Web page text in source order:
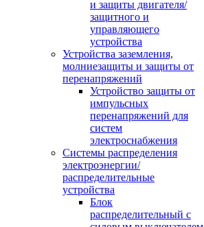
и защиты двигателя/
защитного и
управляющего
устройства
Устройства заземления,
молниезащиты и защиты от
перенапряжений
Устройство защиты от
импульсных
перенапряжений для
систем
электроснабжения
Системы распределения
электроэнергии/
распределительные
устройства
Блок
распределительный с